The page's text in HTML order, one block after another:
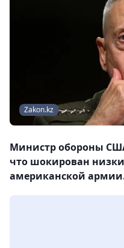
Zakon.kz
Министр обороны
что шокирован
американской